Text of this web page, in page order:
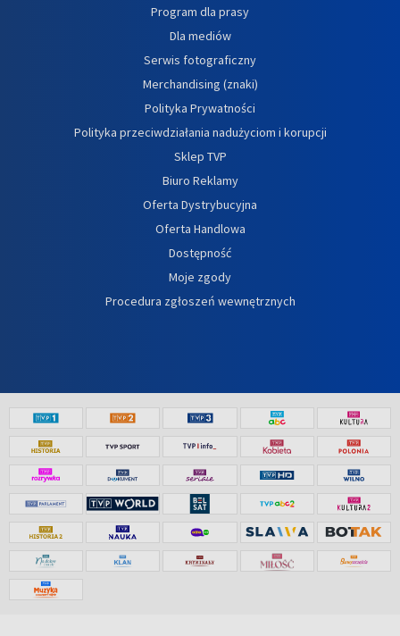
Program dla prasy
Dla mediów
Serwis fotograficzny
Merchandising (znaki)
Polityka Prywatności
Polityka przeciwdziałania nadużyciom i korupcji
Sklep TVP
Biuro Reklamy
Oferta Dystrybucyjna
Oferta Handlowa
Dostępność
Moje zgody
Procedura zgłoszeń wewnętrznych